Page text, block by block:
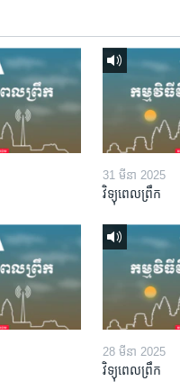
31 មីនា 2025
វិទ្យុពេលព្រឹក
28 មីនា 2025
វិទ្យុពេលព្រឹក